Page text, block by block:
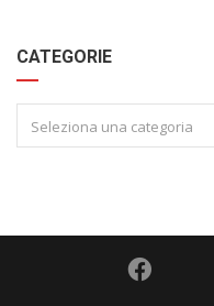
CATEGORIE
Seleziona una categoria